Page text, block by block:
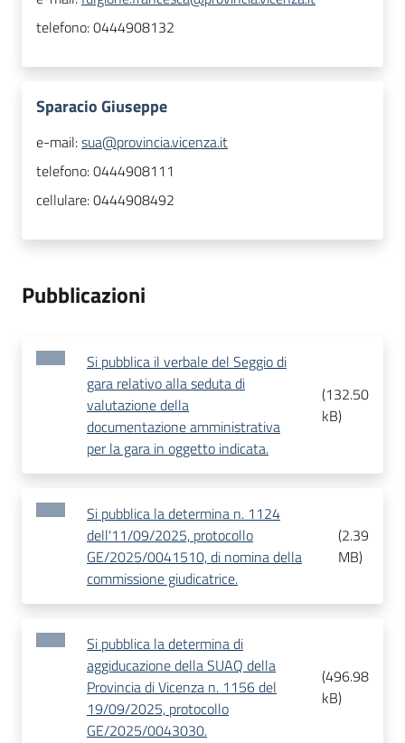
telefono:0444908132
Sparacio Giuseppe
e-mail:sua@provincia.vicenza.it
telefono:0444908111
cellulare:0444908492
Pubblicazioni
Si pubblica il verbale del Seggio di
gara relativo alla seduta di
valutazione della
documentazione amministrativa
per la gara in oggetto indicata.
(132.50
kB)
Si pubblica la determina n. 1124
dell'11/09/2025, protocollo
GE/2025/0041510, di nomina della
commissione giudicatrice.
(2.39
MB)
Si pubblica la determina di
aggiducazione della SUAQ della
Provincia di Vicenza n. 1156 del
19/09/2025, protocollo
GE/2025/0043030.
(496.98
kB)